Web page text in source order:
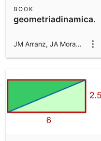
Community Resources
App Downloads
geometriadinamica.es
BOOK
JM Arranz, JA Mora, M Sada y R Losada